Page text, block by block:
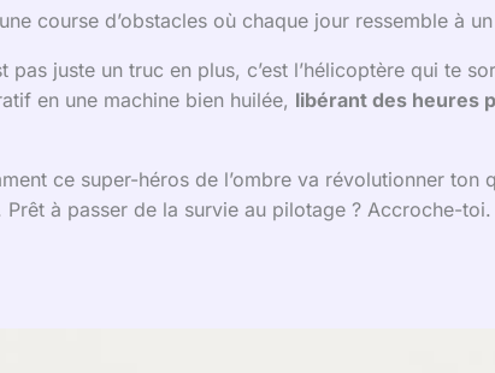
course d’obstacles où chaque jour ressemble à
pas juste un truc en plus, c’est l’hélicoptère qui te
en une machine bien huilée, libérant des heures
ce super-héros de l’ombre va révolutionner ton
à passer de la survie au pilotage ? Accroche-toi.